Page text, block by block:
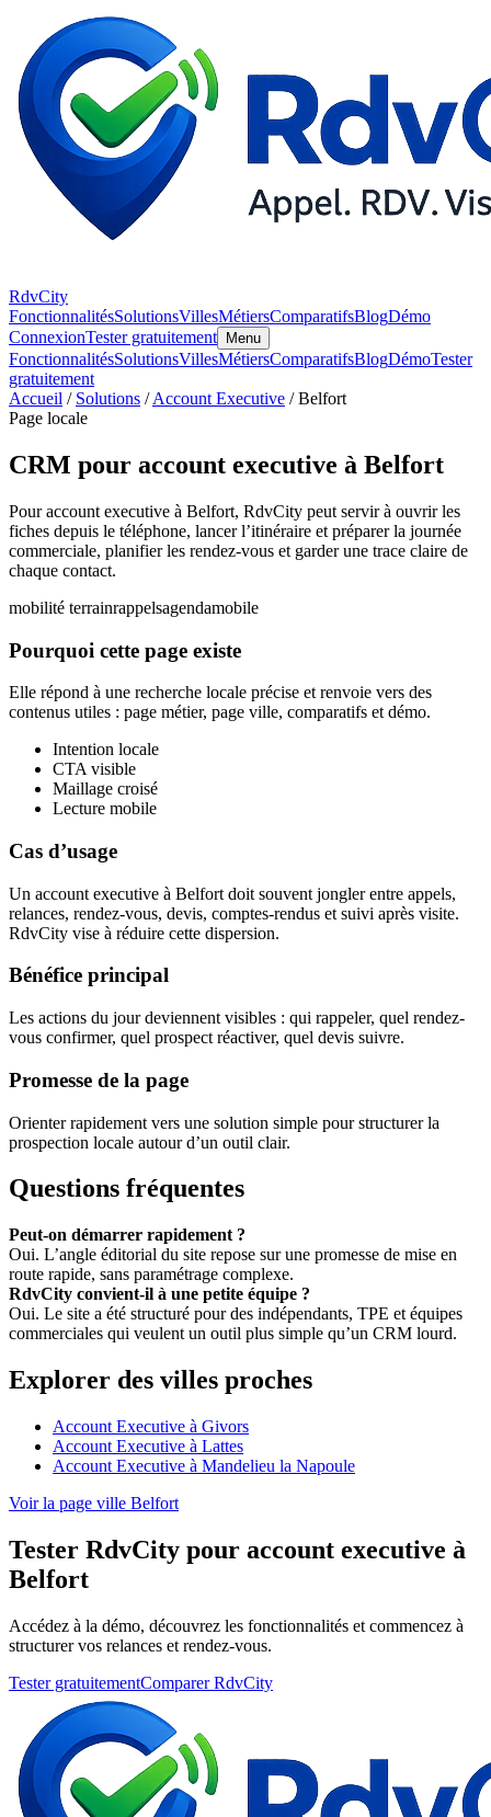
RdvCity
FonctionnalitésSolutionsVillesMétiersComparatifsBlogDémo
ConnexionTester gratuitement Menu
FonctionnalitésSolutionsVillesMétiersComparatifsBlogDémoTester
gratuitement
Accueil / Solutions /Account Executive / Belfort
Page locale
CRM pour account executive à Belfort
Pour account executive à Belfort, RdvCity peut servir à ouvrir les
fiches depuis le téléphone, lancer l’itinéraire et préparer la journée
commerciale, planifier les rendez-vous et garder une trace claire de
chaque contact.
mobilité terrainrappelsagendamobile
Pourquoi cette page existe
Elle répond à une recherche locale précise et renvoie vers des
contenus utiles : page métier, page ville, comparatifs et démo.
Intention locale
CTA visible
Maillage croisé
Lecture mobile
Cas d’usage
Un account executive à Belfort doit souvent jongler entre appels,
relances, rendez-vous, devis, comptes-rendus et suivi après visite.
RdvCity vise à réduire cette dispersion.
Bénéfice principal
Les actions du jour deviennent visibles : qui rappeler, quel rendez-
vous confirmer, quel prospect réactiver, quel devis suivre.
Promesse de la page
Orienter rapidement vers une solution simple pour structurer la
prospection locale autour d’un outil clair.
Questions fréquentes
Peut-on démarrer rapidement ?
Oui. L’angle éditorial du site repose sur une promesse de mise en
route rapide, sans paramétrage complexe.
RdvCity convient-il à une petite équipe ?
Oui. Le site a été structuré pour des indépendants, TPE et équipes
commerciales qui veulent un outil plus simple qu’un CRM lourd.
Explorer des villes proches
Account Executive à Givors
Account Executive à Lattes
Account Executive à Mandelieu la Napoule
Voir la page ville Belfort
Tester RdvCity pour account executive à
Belfort
Accédez à la démo, découvrez les fonctionnalités et commencez à
structurer vos relances et rendez-vous.
Tester gratuitementComparer RdvCity